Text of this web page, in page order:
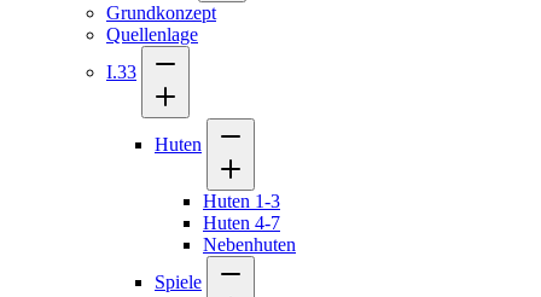
Grundkonzept
Quellenlage
I.33
Huten
Huten 1-3
Huten 4-7
Nebenhuten
Spiele